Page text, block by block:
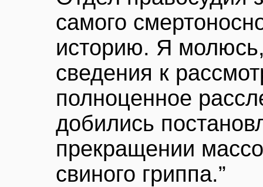
самого
историю. Я
сведения к
полноценное
добились
прекращении
свиного гриппа.”